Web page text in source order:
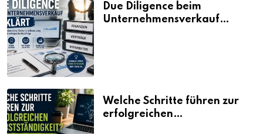
Due Diligence beim
Unternehmensverkauf
Welche Schritte führen zur
erfolgreichen